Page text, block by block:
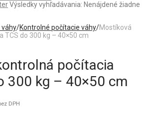
Výsledky vyhľadávania: Nenájdené žiadne
váhy/Kontrolné počítacie váhy/Mostíková
TCS do 300 kg – 40×50 cm
počítacia
300 kg – 40×50 cm
DPH